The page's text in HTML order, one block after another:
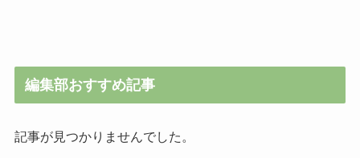
編集部おすすめ記事
記事が見つかりませんでした。